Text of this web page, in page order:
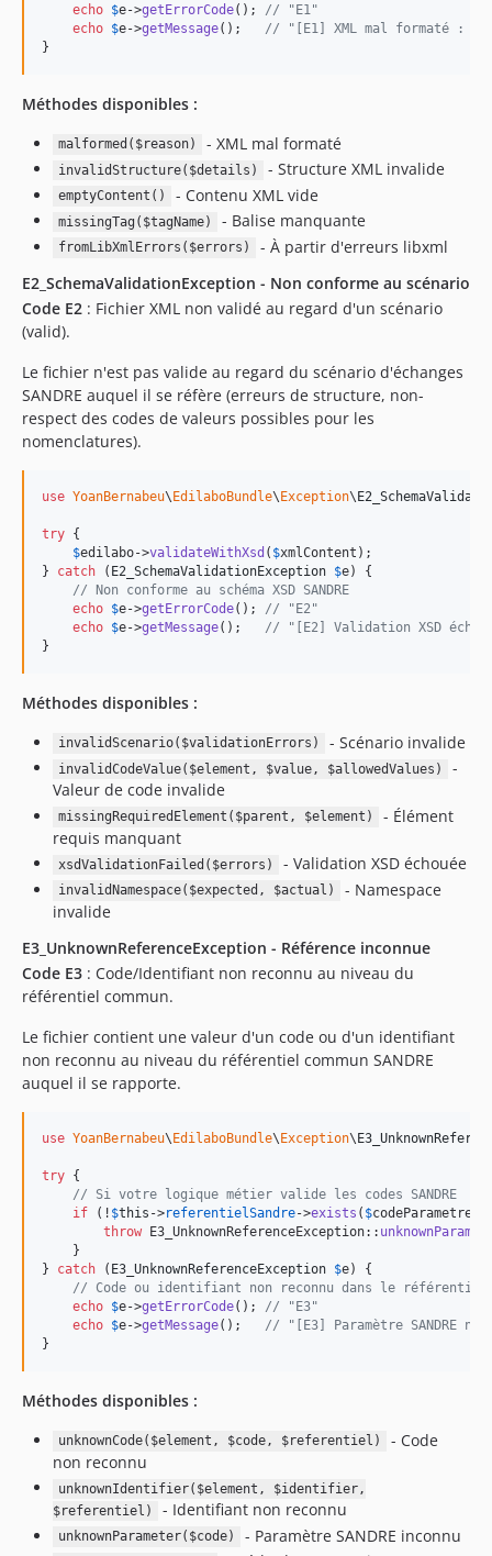
echo $e->getErrorCode(); // "E1"
echo $e->getMessage(); // "[E1] XML mal formaté :
}
Méthodes disponibles :
malformed($reason) - XML mal formaté
invalidStructure($details) - Structure XML invalide
emptyContent() - Contenu XML vide
missingTag($tagName) - Balise manquante
fromLibXmlErrors($errors)
- À partir d'erreurs libxml
E2_SchemaValidationException - Non conforme au scénario
Code E2 : Fichier XML non validé au regard d'un scénario
(valid).
Le fichier n'est pas valide au regard du scénario d'échanges
SANDRE auquel il se réfère (erreurs de structure, non-
respect des codes de valeurs possibles pour les
nomenclatures).
use YoanBernabeu\EdilaboBundle\Exception\
try {
$edilabo->validateWithXsd ( $xmlContent );
} catch ( E2_SchemaValidationException $e) {
// Non conforme au schéma XSD SANDRE
echo $e->getErrorCode(); // "E2"
echo $e->getMessage(); // "[E2] Validation XSD
}
Méthodes disponibles :
invalidScenario($validationErrors) - Scénario invalide
invalidCodeValue($element, $value, $allowedValues)
-
Valeur de code invalide
missingRequiredElement($parent, $element)
- Élément
requis manquant
xsdValidationFailed($errors) - Validation XSD échouée
invalidNamespace($expected, $actual)
- Namespace
invalide
E3_UnknownReferenceException - Référence inconnue
Code E3 : Code/Identifiant non reconnu au niveau du
référentiel commun.
Le fichier contient une valeur d'un code ou d'un identifiant
non reconnu au niveau du référentiel commun SANDRE
auquel il se rapporte.
use YoanBernabeu\EdilaboBundle\Exception\
try {
// Si votre logique métier valide les codes SANDRE
if (! $this ->referentielSandre->exists ( $codeParametre
throw E3_UnknownReferenceException::
    }
} catch ( E3_UnknownReferenceException $e) {
// Code ou identifiant non reconnu dans le référentiel
echo $e->getErrorCode(); // "E3"
echo $e->getMessage(); // "[E3] Paramètre SANDRE
}
Méthodes disponibles :
unknownCode($element, $code, $referentiel)
- Code
non reconnu
unknownIdentifier($element, $identifier,
$referentiel)
- Identifiant non reconnu
unknownParameter($code) - Paramètre SANDRE inconnu